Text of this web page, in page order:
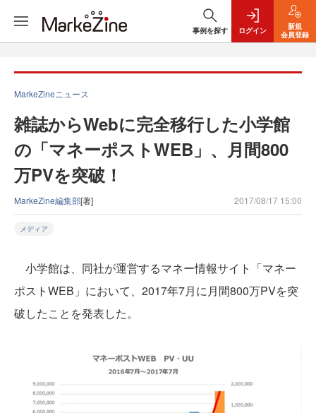
事例を探す ログイン
新規
会員登録
MarkeZineニュース
雑誌からWebに完全移行した小学館
の「マネーポストWEB」、月間800
万PVを突破！
MarkeZine編集部[著] 2017/08/17 15:00
メディア
小学館は、同社が運営するマネー情報サイト「マネー
ポストWEB」において、2017年7月に月間800万PVを突
破したことを発表した。